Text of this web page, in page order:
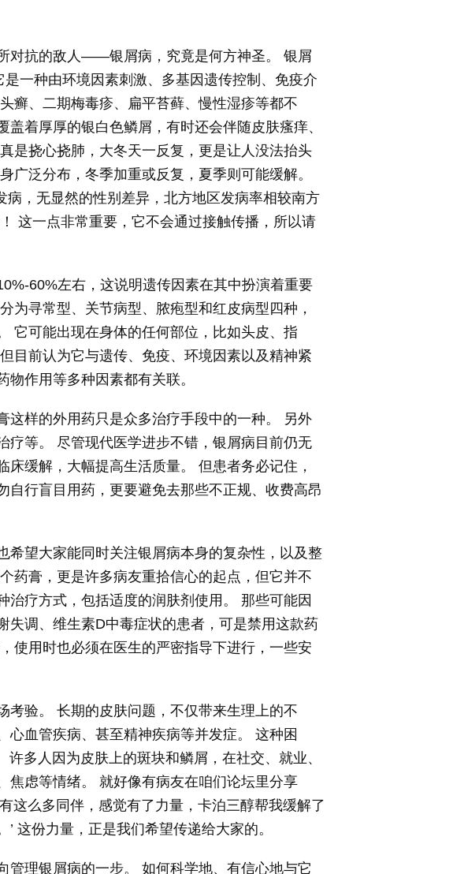
对抗的敌人——银屑病，究竟是何方神圣。 银屑
一种由环境因素刺激、多基因遗传控制、免疫介
癣、二期梅毒疹、扁平苔藓、慢性湿疹等都不
着厚厚的银白色鳞屑，有时还会伴随皮肤瘙痒、
是挠心挠肺，大冬天一反复，更是让人没法抬头
广泛分布，冬季加重或反复，夏季则可能缓解。
，无显然的性别差异，北方地区发病率相较南方
这一点非常重要，它不会通过接触传播，所以请
60%左右，这说明遗传因素在其中扮演着重要
为寻常型、关节病型、脓疱型和红皮病型四种，
它可能出现在身体的任何部位，比如头皮、指
目前认为它与遗传、免疫、环境因素以及精神紧
作用等多种因素都有关联。
这样的外用药只是众多治疗手段中的一种。 另外
疗等。 尽管现代医学进步不错，银屑病目前仍无
缓解，大幅提高生活质量。 但患者务必记住，
自行盲目用药，更要避免去那些不正规、收费高昂
希望大家能同时关注银屑病本身的复杂性，以及整
药膏，更是许多病友重拾信心的起点，但它并不
治疗方式，包括适度的润肤剂使用。 那些可能因
失调、维生素D中毒症状的患者，可是禁用这款药
使用时也必须在医生的严密指导下进行，一些安
考验。 长期的皮肤问题，不仅带来生理上的不
血管疾病、甚至精神疾病等并发症。 这种困
多人因为皮肤上的斑块和鳞屑，在社交、就业、
焦虑等情绪。 就好像有病友在咱们论坛里分享
这么多同伴，感觉有了力量，卡泊三醇帮我缓解了
这份力量，正是我们希望传递给大家的。
管理银屑病的一步。 如何科学地、有信心地与它